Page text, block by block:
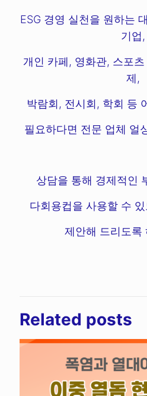
ESG 경영 실천을 원하는
기업,
개인 카페, 영화관, 스포
제,
박람회, 전시회, 학회 등
필요하다면 전문 업체 얼
상담을 통해 경제적인
다회용컵을 사용할 수
제안해 드리도록
Related posts